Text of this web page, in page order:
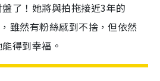
了！她將與拍拖接近3年的
雖然有粉絲感到不捨，但依然
得到幸福。